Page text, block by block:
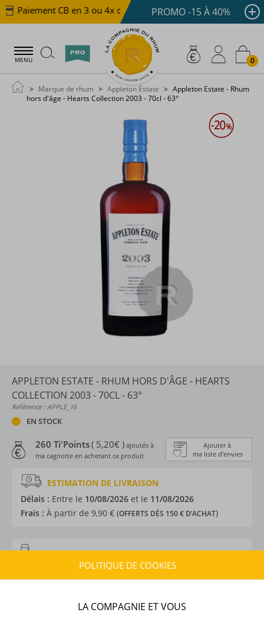
Paiement CB en 3 ou 4x dès 100 € Livraison offerte
PROMO -15 À 40%
MENU 0
Marque de rhum Appleton Estate
Appleton Estate - Rhum
hors d'âge - Hearts Collection 2003 - 70cl - 63°
APPLETON ESTATE - RHUM HORS D'ÂGE - HEARTS
COLLECTION 2003 - 70CL - 63°
Référence : APPLE_16
EN STOCK
Ajouter à
ma liste d’envies
260 Ti'Points( 5,20€ ) ajoutés à
ma cagnotte en achetant ce produit
ESTIMATION DE LIVRAISON
Délais : Entre le 10/08/2026 et le 11/08/2026
Frais : À partir de 9,90 € (OFFERTS DÈS 150 € D’ACHAT)
Rhum traditionnel
Environnement de vieillissement : Tropical
POLITIQUE DE COOKIES
LA COMPAGNIE ET VOUS